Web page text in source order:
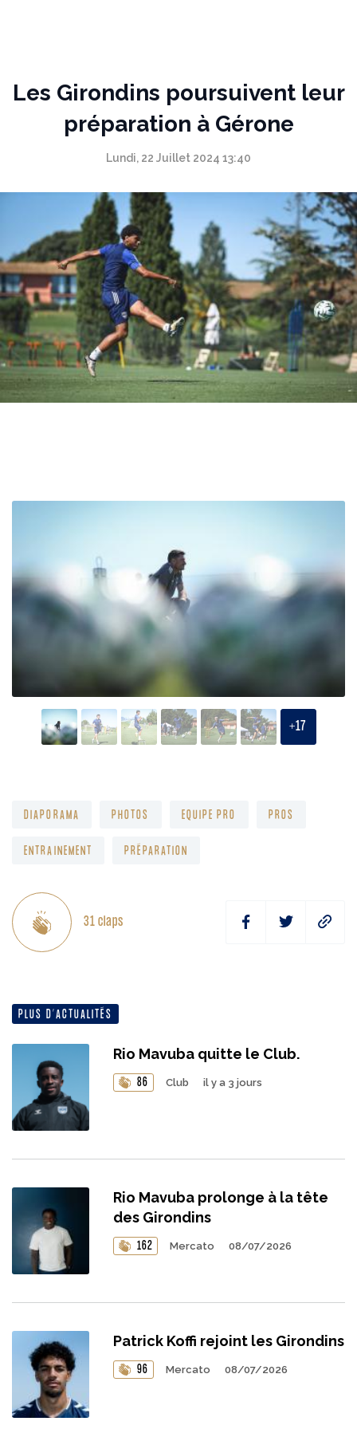
Les Girondins poursuivent leur
préparation à Gérone
Lundi, 22 Juillet 2024 13:40
+17
DIAPORAMA PHOTOS EQUIPE PRO PROS
ENTRAINEMENT PRÉPARATION
31 claps
PLUS D’ACTUALITÉS
Rio Mavuba quitte le Club.
86 Club il y a 3 jours
Rio Mavuba prolonge à la tête
des Girondins
162 Mercato 08/07/2026
Patrick Koffi rejoint les Girondins
96 Mercato 08/07/2026